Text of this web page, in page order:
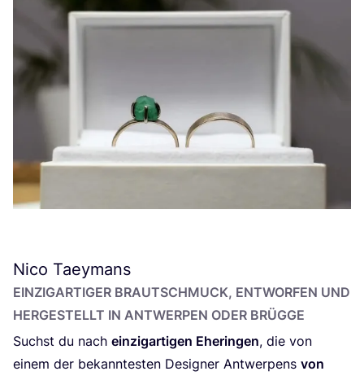
Nico Taeymans
EIN­ZIG­AR­TI­GER BRAUT­SCHMUCK, ENT­WOR­FEN UND
HER­GE­STELLT IN ANT­WER­PEN ODER BRÜGGE
Suchst du nach ein­zig­ar­ti­gen Ehe­rin­gen, die von
einem der bekann­tes­ten Desi­gner Ant­wer­pens von